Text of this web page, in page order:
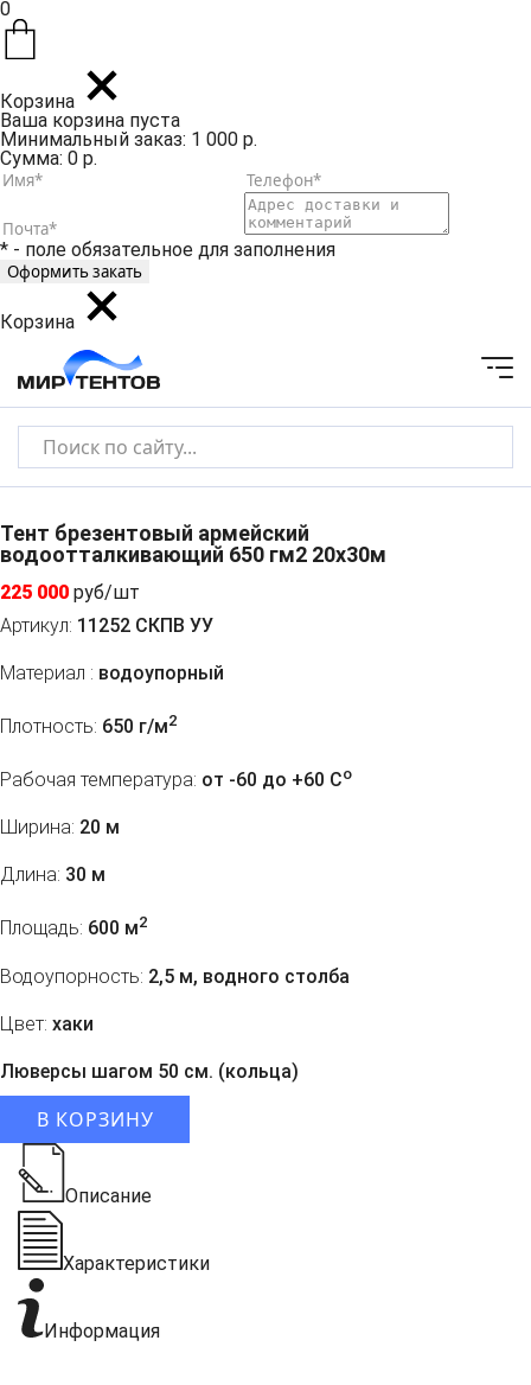
0
Корзина
Ваша корзина пуста
Минимальный заказ: 1 000 р.
Сумма: 0 р.
* - поле обязательное для заполнения
Корзина
Тент брезентовый армейский
водоотталкивающий 650 гм2 20x30м
225 000 руб/шт
Артикул: 11252 СКПВ УУ
Материал : водоупорный
Плотность: 650 г/м2
Рабочая температура: от -60 до +60 Co
Ширина: 20 м
Длина: 30 м
Площадь: 600 м2
Водоупорность: 2,5 м, водного столба
Цвет: хаки
Люверсы шагом 50 см. (кольца)
В КОРЗИНУ
Описание
Характеристики
Информация